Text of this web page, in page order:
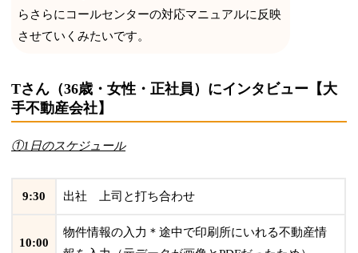
らさらにコールセンターの対応マニュアルに反映
させていくみたいです。
Tさん（36歳・女性・正社員）にインタビュー【大
手不動産会社】
①1日のスケジュール
9:30 出社 上司と打ち合わせ
10:00
物件情報の入力＊途中で印刷所にいれる不動産情